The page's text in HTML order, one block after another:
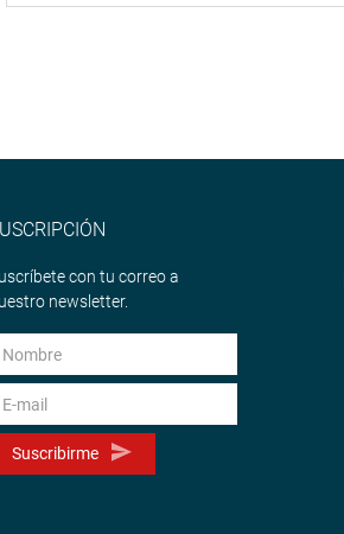
con tu correo a
newsletter.
Suscribirme